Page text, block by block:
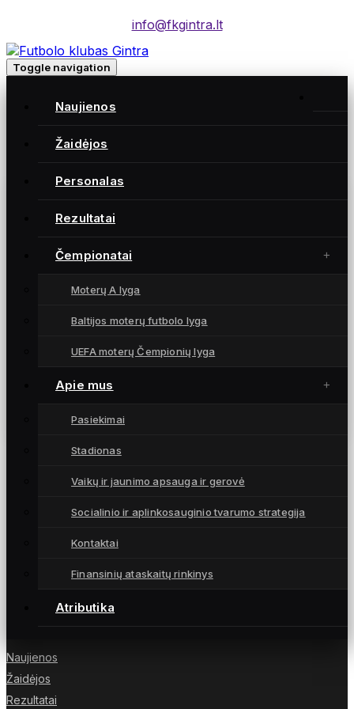
info@fkgintra.lt
Toggle navigation
Naujienos
Žaidėjos
Personalas
Rezultatai
Čempionatai
Moterų A lyga
Baltijos moterų futbolo lyga
UEFA moterų Čempionių lyga
Apie mus
Pasiekimai
Stadionas
Vaikų ir jaunimo apsauga ir gerovė
Socialinio ir aplinkosauginio tvarumo strategija
Kontaktai
Finansinių ataskaitų rinkinys
Atributika
Įrašai
Home
Gintra naujienos
„Gintra“ žengė į UEFA atrankos turnyro finalą ir
komentarai)
4 rugsėjo, 2024
Moterų futbolo klubas „Gintra“ – daugkartinės
Lietuvai UEFA moterų Čempionių lygoje.
Naujienos
Žaidėjos
Rezultatai